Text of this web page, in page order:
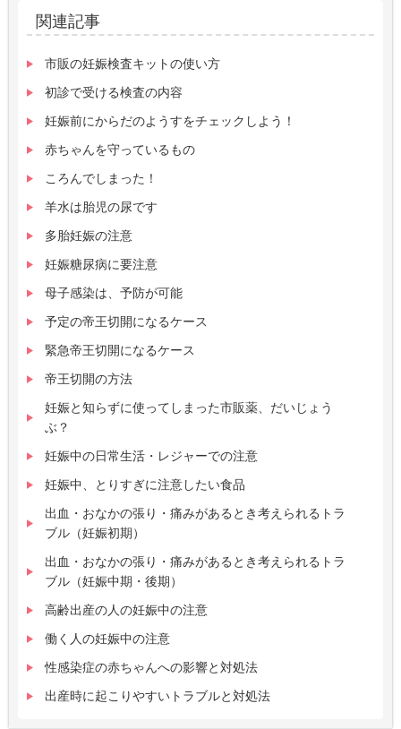
関連記事
市販の妊娠検査キットの使い方
初診で受ける検査の内容
妊娠前にからだのようすをチェックしよう！
赤ちゃんを守っているもの
ころんでしまった！
羊水は胎児の尿です
多胎妊娠の注意
妊娠糖尿病に要注意
母子感染は、予防が可能
予定の帝王切開になるケース
緊急帝王切開になるケース
帝王切開の方法
妊娠と知らずに使ってしまった市販薬、だいじょう
ぶ？
妊娠中の日常生活・レジャーでの注意
妊娠中、とりすぎに注意したい食品
出血・おなかの張り・痛みがあるとき考えられるトラ
ブル（妊娠初期）
出血・おなかの張り・痛みがあるとき考えられるトラ
ブル（妊娠中期・後期）
高齢出産の人の妊娠中の注意
働く人の妊娠中の注意
性感染症の赤ちゃんへの影響と対処法
出産時に起こりやすいトラブルと対処法